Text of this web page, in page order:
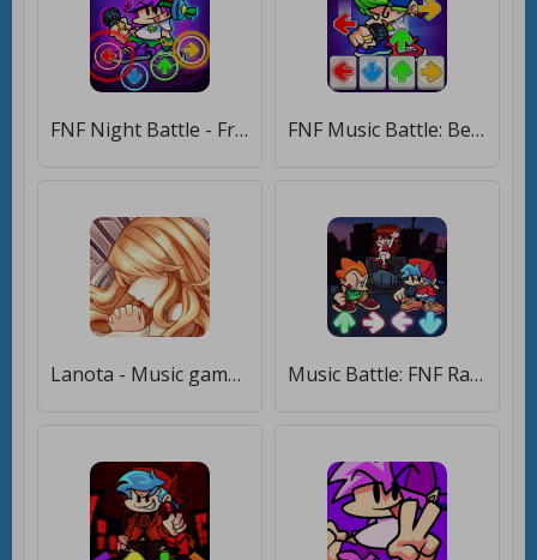
FNF Night Battle - Friday Funkin Music Tap [Бесплатные покупки] FNF Music Battle: Beat Hit Mod [Бесплатные покупки]
Lanota - Music game with story [Много монет] Music Battle: FNF Rap [Много денег]